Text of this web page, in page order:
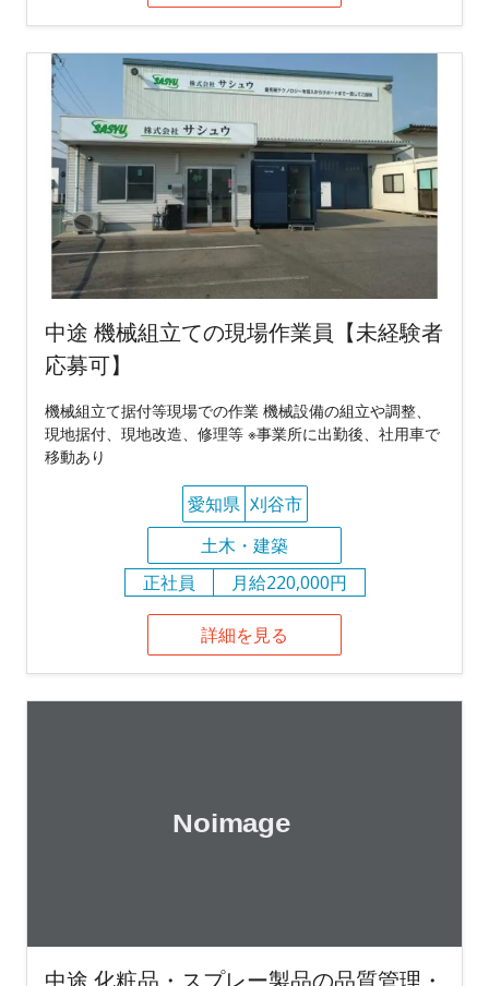
中途 機械組立ての現場作業員【未経験者
応募可】
機械組立て据付等現場での作業 機械設備の組立や調整、
現地据付、現地改造、修理等 ※事業所に出勤後、社用車で
移動あり
愛知県 刈谷市
土木・建築
正社員
月給220,000円
詳細を見る
中途 化粧品・スプレー製品の品質管理・